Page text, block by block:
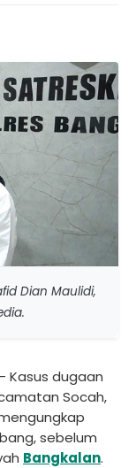
Dian Maulidi,
- Kasus dugaan
Socah,
sebelum
Bangkalan.